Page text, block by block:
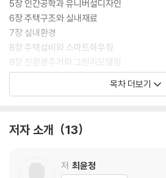
5장 인간공학과 유니버설디자인
6장 주택구조와 실내재료
7장 실내환경
8장 주택설비와 스마트하우징
9장 친환경주거와 그린리모델링
10장 주택·주거단지의 계획
목차 더보기
저자 소개 13
저 최윤정